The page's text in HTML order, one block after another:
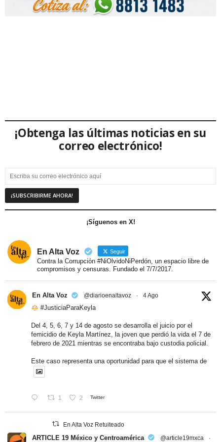
¡Obtenga las últimas noticias en su
correo electrónico!
¡Síguenos en X!
En Alta Voz Seguir
Contra la Corrupción #NiOlvidoNiPerdón, un espacio libre de
compromisos y censuras. Fundado el 7/7/2017.
En Alta Voz @diarioenaltavoz · 4 Ago
#JusticiaParaKeyla
Del 4, 5, 6, 7 y 14 de agosto se desarrolla el juicio por el
femicidio de Keyla Martínez, la joven que perdió la vida el 7 de
febrero de 2021 mientras se encontraba bajo custodia policial.
Este caso representa una oportunidad para que el sistema de
1 2 Twitter
En Alta Voz Retuiteado
ARTICLE 19 México y Centroamérica @article19mxca ·